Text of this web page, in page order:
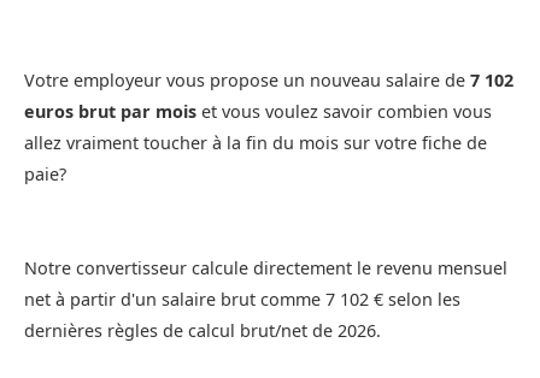
Votre employeur vous propose un nouveau salaire de 7 102
euros brut par mois et vous voulez savoir combien vous
allez vraiment toucher à la fin du mois sur votre fiche de
paie?
Notre convertisseur calcule directement le revenu mensuel
net à partir d'un salaire brut comme 7 102 € selon les
dernières règles de calcul brut/net de 2026.